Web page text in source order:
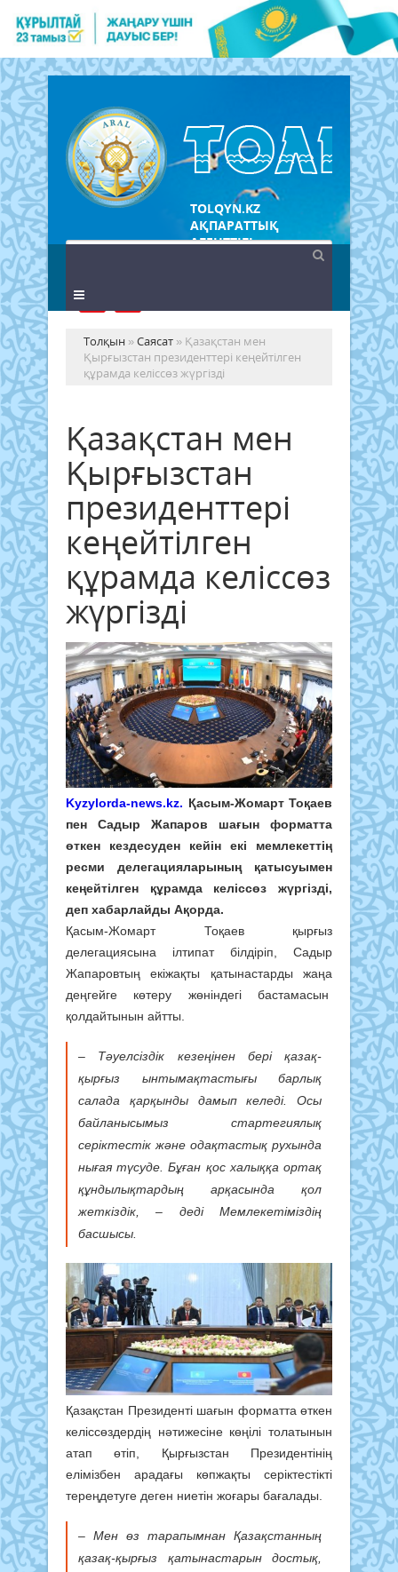
TOLQYN.KZ
АҚПАРАТТЫҚ
АГЕНТТІГІ
Толқын »Саясат » Қазақстан мен
Қырғызстан президенттері кеңейтілген
құрамда келіссөз жүргізді
Қазақстан мен
Қырғызстан
президенттері
кеңейтілген
құрамда келіссөз
жүргізді
Kyzylorda-news.kz. Қасым-Жомарт Тоқаев
пен Садыр Жапаров шағын форматта
өткен кездесуден кейін екі мемлекеттің
ресми делегацияларының қатысуымен
кеңейтілген құрамда келіссөз жүргізді,
деп хабарлайды Ақорда.
Қасым-Жомарт Тоқаев қырғыз
делегациясына ілтипат білдіріп, Садыр
Жапаровтың екіжақты қатынастарды жаңа
деңгейге көтеру жөніндегі бастамасын
қолдайтынын айтты.
– Тәуелсіздік кезеңінен бері қазақ-
қырғыз ынтымақтастығы барлық
салада қарқынды дамып келеді. Осы
байланысымыз стартегиялық
серіктестік және одақтастық рухында
нығая түсуде. Бұған қос халыққа ортақ
құндылықтардың арқасында қол
жеткіздік, – деді Мемлекетіміздің
басшысы.
Қазақстан Президенті шағын форматта өткен
келіссөздердің нәтижесіне көңілі толатынын
атап өтіп, Қырғызстан Президентінің
елімізбен арадағы көпжақты серіктестікті
тереңдетуге деген ниетін жоғары бағалады.
– Мен өз тарапымнан Қазақстанның
қазақ-қырғыз қатынастарын достық,